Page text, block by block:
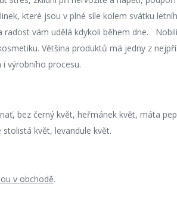
které jsou v plné síle kolem svátku
radost vám udělá kdykoli během dne.
Většina produktů má jedny z
výrobního procesu.
bez černý květ, heřmánek květ, máta
květ, levandule květ.
v obchodě.